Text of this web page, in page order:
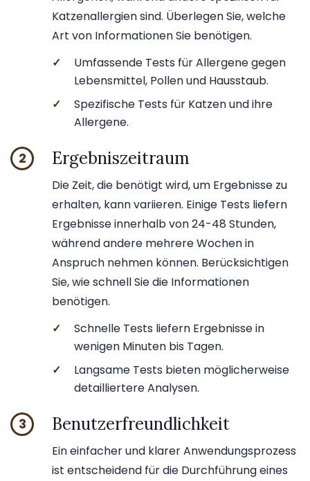
Katzenallergien sind. Überlegen Sie, welche
Art von Informationen Sie benötigen.
✓
Umfassende Tests für Allergene gegen
Lebensmittel, Pollen und Hausstaub.
✓
Spezifische Tests für Katzen und ihre
Allergene.
2 Ergebniszeitraum
Die Zeit, die benötigt wird, um Ergebnisse zu
erhalten, kann variieren. Einige Tests liefern
Ergebnisse innerhalb von 24-48 Stunden,
während andere mehrere Wochen in
Anspruch nehmen können. Berücksichtigen
Sie, wie schnell Sie die Informationen
benötigen.
✓
Schnelle Tests liefern Ergebnisse in
wenigen Minuten bis Tagen.
✓
Langsame Tests bieten möglicherweise
detailliertere Analysen.
3 Benutzerfreundlichkeit
Ein einfacher und klarer Anwendungsprozess
ist entscheidend für die Durchführung eines